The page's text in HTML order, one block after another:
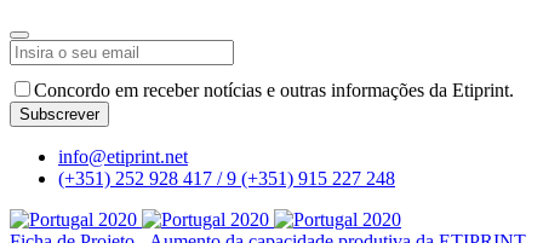
Concordo em receber notícias e outras informações da Etiprint.
Subscrever
Email
*
info@etiprint.net
(+351) 252 928 417 / 9 (+351) 915 227 248